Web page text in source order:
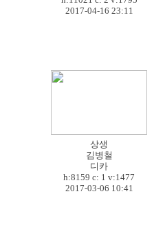
2017-04-16 23:11
상생
김병철
디카
h:8159 c: 1 v:1477
2017-03-06 10:41